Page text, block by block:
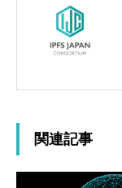
関連記事